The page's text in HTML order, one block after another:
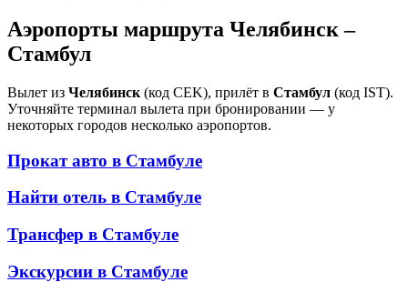
Аэропорты маршрута Челябинск –
Стамбул
Вылет из Челябинск (код CEK), прилёт в Стамбул (код IST).
Уточняйте терминал вылета при бронировании — у
некоторых городов несколько аэропортов.
Прокат авто в Стамбуле
Найти отель в Стамбуле
Трансфер в Стамбуле
Экскурсии в Стамбуле